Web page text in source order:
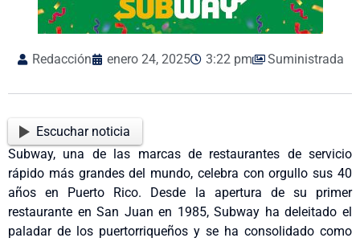
Redacción enero 24, 2025 3:22 pm Suministrada
Escuchar noticia
Subway, una de las marcas de restaurantes de servicio
rápido más grandes del mundo, celebra con orgullo sus 40
años en Puerto Rico. Desde la apertura de su primer
restaurante en San Juan en 1985, Subway ha deleitado el
paladar de los puertorriqueños y se ha consolidado como